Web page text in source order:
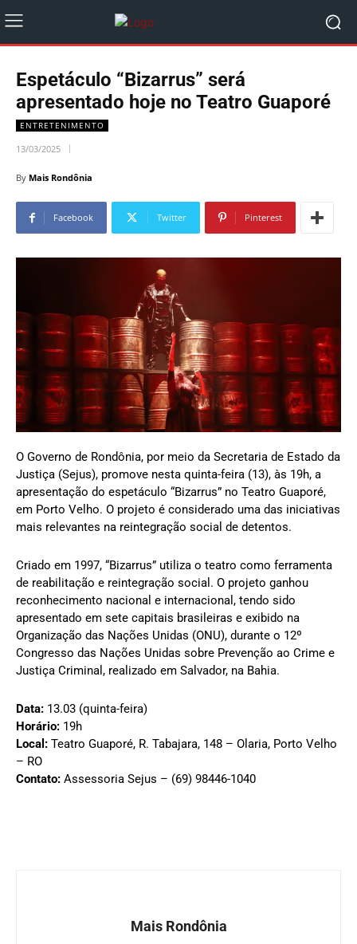
Espetáculo “Bizarrus” será
apresentado hoje no Teatro Guaporé
ENTRETENIMENTO
13/03/2025
By Mais Rondônia
Facebook Twitter Pinterest
O Governo de Rondônia, por meio da Secretaria de Estado da
Justiça (Sejus), promove nesta quinta-feira (13), às 19h, a
apresentação do espetáculo “Bizarrus” no Teatro Guaporé,
em Porto Velho. O projeto é considerado uma das iniciativas
mais relevantes na reintegração social de detentos.
Criado em 1997, “Bizarrus” utiliza o teatro como ferramenta
de reabilitação e reintegração social. O projeto ganhou
reconhecimento nacional e internacional, tendo sido
apresentado em sete capitais brasileiras e exibido na
Organização das Nações Unidas (ONU), durante o 12º
Congresso das Nações Unidas sobre Prevenção ao Crime e
Justiça Criminal, realizado em Salvador, na Bahia.
Data: 13.03 (quinta-feira)
Horário: 19h
Local: Teatro Guaporé, R. Tabajara, 148 – Olaria, Porto Velho
– RO
Contato: Assessoria Sejus – (69) 98446-1040
Mais Rondônia